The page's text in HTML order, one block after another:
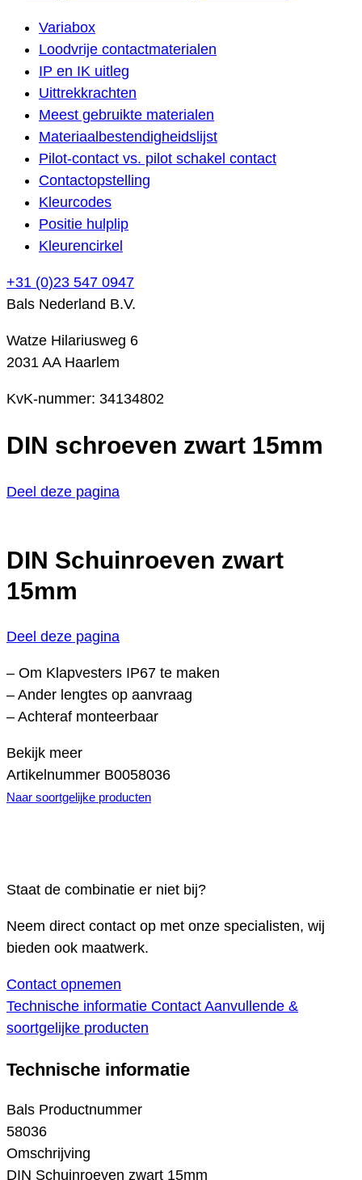
Variabox
Loodvrije contactmaterialen
IP en IK uitleg
Uittrekkrachten
Meest gebruikte materialen
Materiaalbestendigheidslijst
Pilot-contact vs. pilot schakel contact
Contactopstelling
Kleurcodes
Positie hulplip
Kleurencirkel
+31 (0)23 547 0947
Bals Nederland B.V.
Watze Hilariusweg 6
2031 AA Haarlem
KvK-nummer: 34134802
DIN schroeven zwart 15mm
Deel deze pagina
DIN Schuinroeven zwart
15mm
Deel deze pagina
– Om Klapvesters IP67 te maken
– Ander lengtes op aanvraag
– Achteraf monteerbaar
Bekijk meer
Artikelnummer B0058036
Naar soortgelijke producten
Staat de combinatie er niet bij?
Neem direct contact op met onze specialisten, wij
bieden ook maatwerk.
Contact opnemen
Technische informatie Contact Aanvullende &
soortgelijke producten
Technische informatie
Bals Productnummer
58036
Omschrijving
DIN Schuinroeven zwart 15mm